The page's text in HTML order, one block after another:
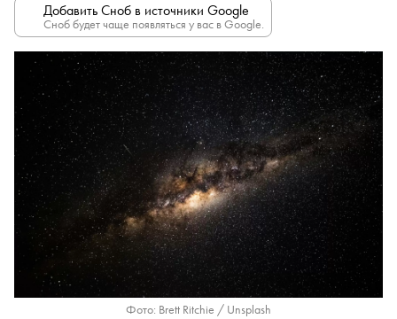
Добавить Сноб в источники Google
Сноб будет чаще появляться у вас в Google.
Фото: Brett Ritchie / Unsplash